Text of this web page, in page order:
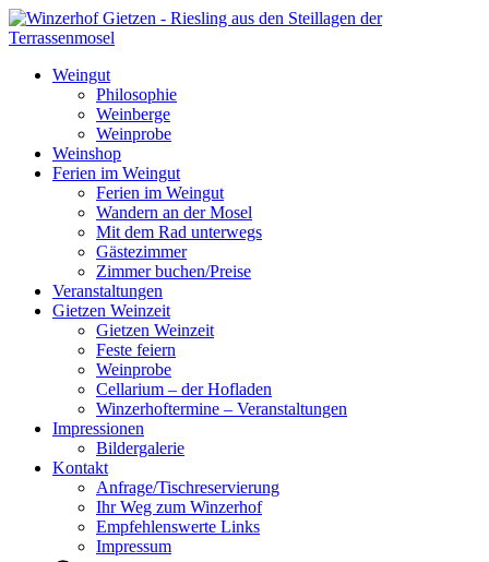
Weingut
Philosophie
Weinberge
Weinprobe
Weinshop
Ferien im Weingut
Ferien im Weingut
Wandern an der Mosel
Mit dem Rad unterwegs
Gästezimmer
Zimmer buchen/Preise
Veranstaltungen
Gietzen Weinzeit
Gietzen Weinzeit
Feste feiern
Weinprobe
Cellarium – der Hofladen
Winzerhoftermine – Veranstaltungen
Impressionen
Bildergalerie
Kontakt
Anfrage/Tischreservierung
Ihr Weg zum Winzerhof
Empfehlenswerte Links
Impressum